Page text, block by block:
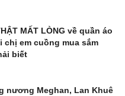
MẤT LÒNG về quần áo
chị em cuồng mua sắm
biết
nương Meghan, Lan Khuê